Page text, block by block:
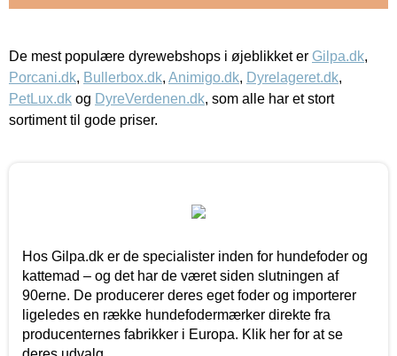
De mest populære dyrewebshops i øjeblikket er Gilpa.dk,
Porcani.dk, Bullerbox.dk, Animigo.dk, Dyrelageret.dk,
PetLux.dk og DyreVerdenen.dk, som alle har et stort
sortiment til gode priser.
Hos Gilpa.dk er de specialister inden for hundefoder og
kattemad – og det har de været siden slutningen af
90erne. De producerer deres eget foder og importerer
ligeledes en række hundefodermærker direkte fra
producenternes fabrikker i Europa. Klik her for at se